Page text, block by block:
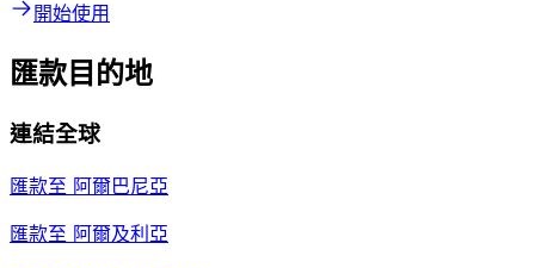
開始使用
匯款目的地
連結全球
匯款至 阿爾巴尼亞
匯款至 阿爾及利亞